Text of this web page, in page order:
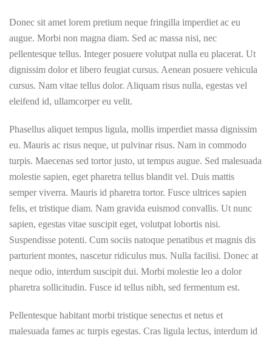
Donec sit amet lorem pretium neque fringilla imperdiet ac eu
augue. Morbi non magna diam. Sed ac massa nisi, nec
pellentesque tellus. Integer posuere volutpat nulla eu placerat. Ut
dignissim dolor et libero feugiat cursus. Aenean posuere vehicula
cursus. Nam vitae tellus dolor. Aliquam risus nulla, egestas vel
eleifend id, ullamcorper eu velit.
Phasellus aliquet tempus ligula, mollis imperdiet massa dignissim
eu. Mauris ac risus neque, ut pulvinar risus. Nam in commodo
turpis. Maecenas sed tortor justo, ut tempus augue. Sed malesuada
molestie sapien, eget pharetra tellus blandit vel. Duis mattis
semper viverra. Mauris id pharetra tortor. Fusce ultrices sapien
felis, et tristique diam. Nam gravida euismod convallis. Ut nunc
sapien, egestas vitae suscipit eget, volutpat lobortis nisi.
Suspendisse potenti. Cum sociis natoque penatibus et magnis dis
parturient montes, nascetur ridiculus mus. Nulla facilisi. Donec at
neque odio, interdum suscipit dui. Morbi molestie leo a dolor
pharetra sollicitudin. Fusce id tellus nibh, sed fermentum est.
Pellentesque habitant morbi tristique senectus et netus et
malesuada fames ac turpis egestas. Cras ligula lectus, interdum id